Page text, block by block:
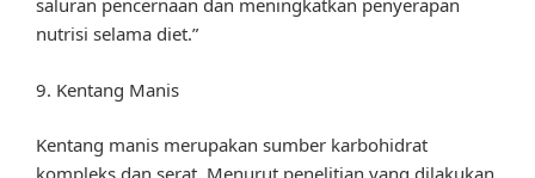
saluran pencernaan dan meningkatkan penyerapan
nutrisi selama diet.”
9. Kentang Manis
Kentang manis merupakan sumber karbohidrat